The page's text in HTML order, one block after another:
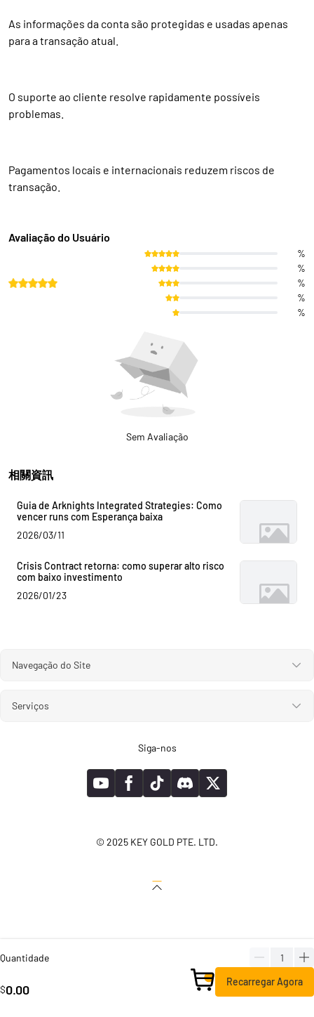
As informações da conta são protegidas e usadas apenas
para a transação atual.
O suporte ao cliente resolve rapidamente possíveis
problemas.
Pagamentos locais e internacionais reduzem riscos de
transação.
Avaliação do Usuário
%
%
%
%
%
Sem Avaliação
相關資訊
Guia de Arknights Integrated Strategies: Como
vencer runs com Esperança baixa
2026/03/11
Crisis Contract retorna: como superar alto risco
com baixo investimento
2026/01/23
Navegação do Site
Serviços
Siga-nos
© 2025 KEY GOLD PTE. LTD.
Quantidade
$0.00 Recarregar Agora